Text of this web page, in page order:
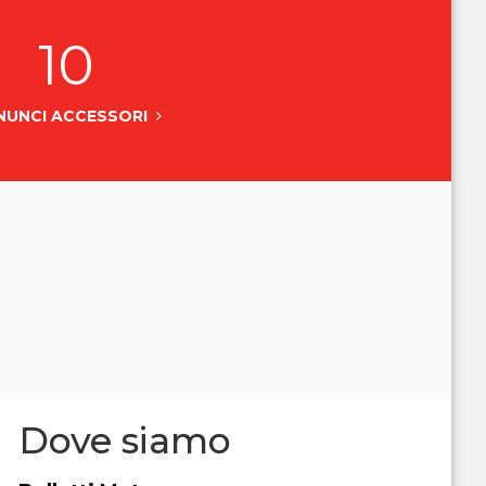
10
ACCESSORI
Dove siamo